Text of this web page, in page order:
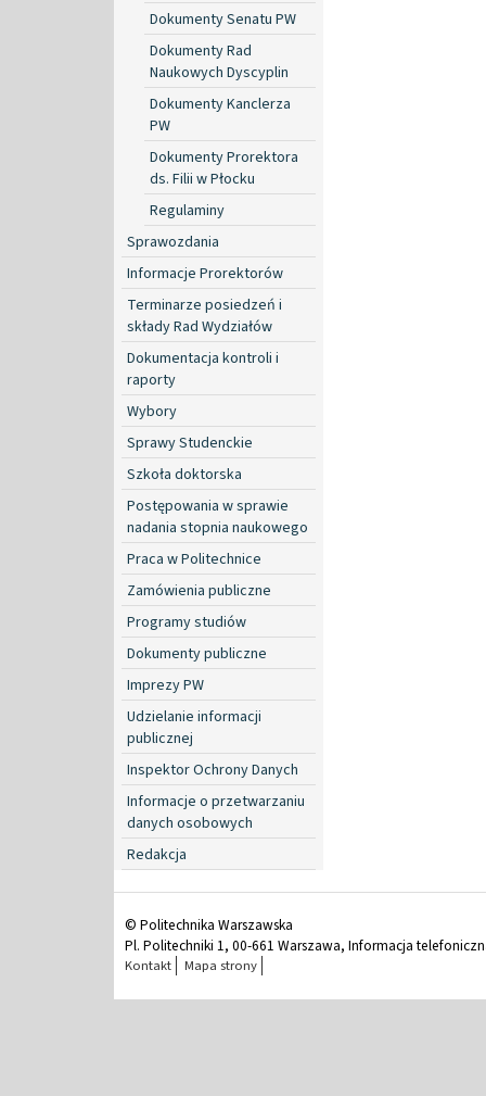
Dokumenty Senatu PW
Dokumenty Rad
Naukowych Dyscyplin
Dokumenty Kanclerza
PW
Dokumenty Prorektora
ds. Filii w Płocku
Regulaminy
Sprawozdania
Informacje Prorektorów
Terminarze posiedzeń i
składy Rad Wydziałów
Dokumentacja kontroli i
raporty
Wybory
Sprawy Studenckie
Szkoła doktorska
Postępowania w sprawie
nadania stopnia naukowego
Praca w Politechnice
Zamówienia publiczne
Programy studiów
Dokumenty publiczne
Imprezy PW
Udzielanie informacji
publicznej
Inspektor Ochrony Danych
Informacje o przetwarzaniu
danych osobowych
Redakcja
© Politechnika Warszawska
Pl. Politechniki 1, 00-661 Warszawa, Informacja
Kontakt Mapa strony